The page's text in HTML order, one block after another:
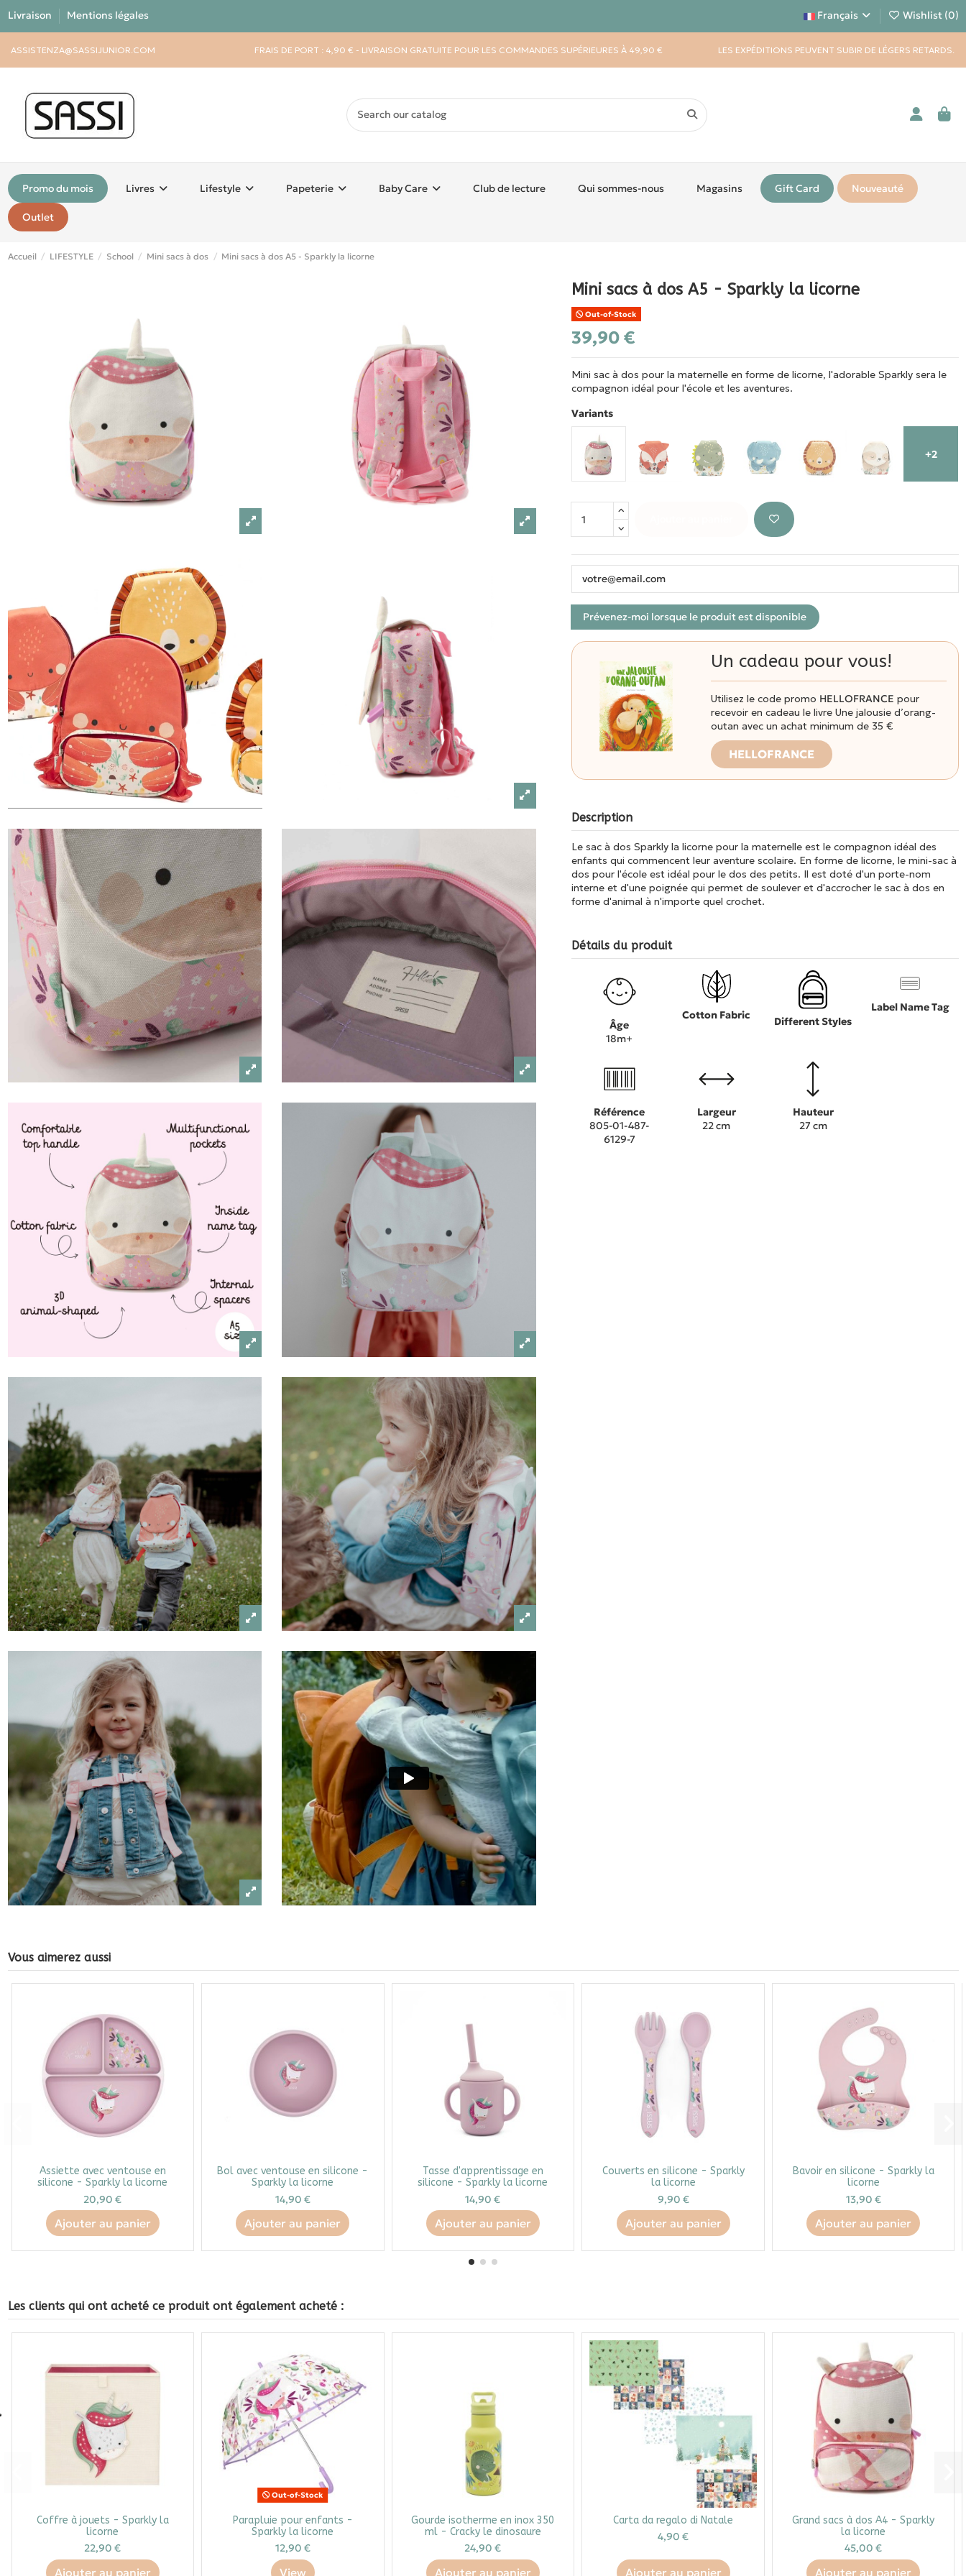
Livraison Mentions légales Français Wishlist (0)
ASSISTENZA@SASSIJUNIOR.COM FRAIS DE PORT : 4,90 € - LIVRAISON GRATUITE POUR LES COMMANDES SUPÉRIEURES À 49,90 € LES EXPÉDITIONS PEUVENT SUBIR DE LÉGERS RETARDS.
Promo du mois Livres Lifestyle Papeterie Baby Care Club de lecture Qui sommes-nous Magasins Gift Card Nouveauté
Outlet
Accueil LIFESTYLE School Mini sacs à dos Mini sacs à dos A5 - Sparkly la licorne
Mini sacs à dos A5 - Sparkly la licorne
Out-of-Stock
39,90 €
Mini sac à dos pour la maternelle en forme de licorne, l'adorable Sparkly sera le
compagnon idéal pour l'école et les aventures.
Variants
+2
Un cadeau pour vous!
Utilisez le code promo HELLOFRANCE pour
recevoir en cadeau le livre Une jalousie d’orang-
outan avec un achat minimum de 35 €
HELLOFRANCE
Description
Le sac à dos Sparkly la licorne pour la maternelle est le compagnon idéal des
enfants qui commencent leur aventure scolaire. En forme de licorne, le mini-sac à
dos pour l'école est idéal pour le dos des petits. Il est doté d'un porte-nom
interne et d'une poignée qui permet de soulever et d'accrocher le sac à dos en
forme d'animal à n'importe quel crochet.
Détails du produit
Âge
18m+
Cotton Fabric
Different Styles
Label Name Tag
Référence
805-01-487-
6129-7
Largeur
22 cm
Hauteur
27 cm
Vous aimerez aussi
Assiette avec ventouse en
silicone - Sparkly la licorne
20,90 €
Ajouter au panier
Bol avec ventouse en silicone -
Sparkly la licorne
14,90 €
Ajouter au panier
Tasse d'apprentissage en
silicone - Sparkly la licorne
14,90 €
Ajouter au panier
Couverts en silicone - Sparkly
la licorne
9,90 €
Ajouter au panier
Bavoir en silicone - Sparkly la
licorne
13,90 €
Ajouter au panier
Les clients qui ont acheté ce produit ont également acheté :
Coffre à jouets - Sparkly la
licorne
22,90 €
Ajouter au panier
Out-of-Stock
Parapluie pour enfants -
Sparkly la licorne
12,90 €
View
Gourde isotherme en inox 350
ml - Cracky le dinosaure
24,90 €
Ajouter au panier
Carta da regalo di Natale
4,90 €
Ajouter au panier
Grand sacs à dos A4 - Sparkly
la licorne
45,00 €
Ajouter au panier